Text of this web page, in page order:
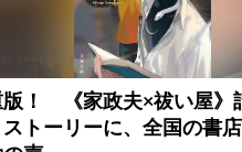
版！ 《家政夫×祓い屋》
トーリーに、全国の書